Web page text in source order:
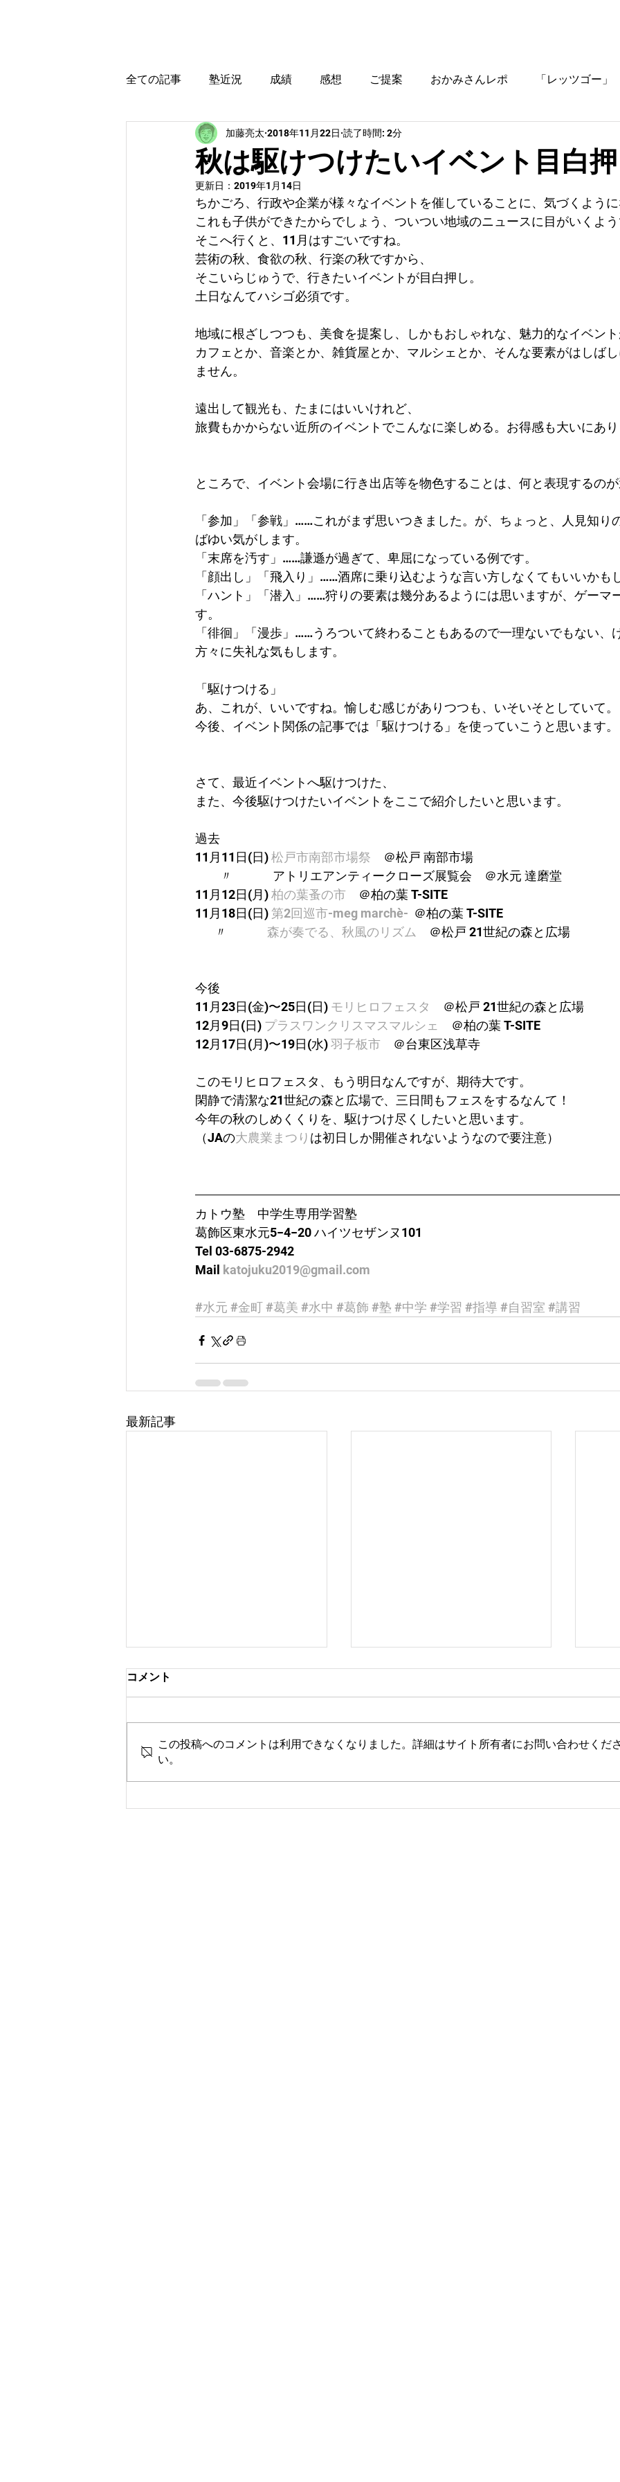
全ての記事 塾近況 成績 感想 ご提案 おかみさんレポ 「レッツゴー」
育児・教育本感想 受験に役立つ情報
秋は駆けつけたいイベント目白
加藤亮太 2018年11月22日 読了時間: 2分
更新日： 2019年1月14日
ちかごろ、行政や企業が様々なイベントを催していることに、気づくように
これも子供ができたからでしょう、ついつい地域のニュースに目がいくよう
そこへ行くと、11月はすごいですね。
芸術の秋、食欲の秋、行楽の秋ですから、
そこいらじゅうで、行きたいイベントが目白押し。
土日なんてハシゴ必須です。
地域に根ざしつつも、美食を提案し、しかもおしゃれな、魅力的なイベント
カフェとか、音楽とか、雑貨屋とか、マルシェとか、そんな要素がはしば
ません。
遠出して観光も、たまにはいいけれど、
旅費もかからない近所のイベントでこんなに楽しめる。お得感も大いにあり
ところで、イベント会場に行き出店等を物色することは、何と表現するの
「参加」「参戦」……これがまず思いつきました。が、ちょっと、人見知り
ばゆい気がします。
「末席を汚す」……謙遜が過ぎて、卑屈になっている例です。
「顔出し」「飛入り」……酒席に乗り込むような言い方しなくてもいいかも
「ハント」「潜入」……狩りの要素は幾分あるようには思いますが、ゲーマ
す。
「徘徊」「漫歩」……うろついて終わることもあるので一理ないでもない、
方々に失礼な気もします。
「駆けつける」
あ、これが、いいですね。愉しむ感じがありつつも、いそいそとしていて。
今後、イベント関係の記事では「駆けつける」を使っていこうと思います。
さて、最近イベントへ駆けつけた、
また、今後駆けつけたいイベントをここで紹介したいと思います。
過去
11月11日(日) 松戸市南部市場祭 ＠松戸 南部市場
〃　　　 アトリエアンティークローズ展覧会　＠水元 達磨堂
11月12日(月) 柏の葉蚤の市 ＠柏の葉 T-SITE
11月18日(日) 第2回巡市-meg marchè-
  ＠柏の葉 T-SITE
       〃
森が奏でる、秋風のリズム ＠松戸 21世紀の森と広場
今後
11月23日(金)〜25日(日) モリヒロフェスタ
＠松戸 21世紀の森と広場
12月9日(日) プラスワンクリスマスマルシェ
＠柏の葉 T-SITE
12月17日(月)〜19日(水) 羽子板市 ＠台東区浅草寺
このモリヒロフェスタ、もう明日なんですが、期待大です。
閑静で清潔な21世紀の森と広場で、三日間もフェスをするなんて！
今年の秋のしめくくりを、駆けつけ尽くしたいと思います。
（JAの大農業まつり は初日しか開催されないようなので要注意）
カトウ塾　中学生専用学習塾
葛飾区東水元5−4−20 ハイツセザンヌ101
Tel 03-6875-2942
Mail
katojuku2019@gmail.com
#水元 #金町#葛美 #水中 #葛飾 #塾 #中学 #学習 #指導 #自習室 #講習
最新記事
カトウ塾だより 2026年7月20
2026年8月・9月スケジュール
都
コメント
この投稿へのコメントは利用できなくなりました。詳細はサイト所有者にお問い合わせくださ
い。